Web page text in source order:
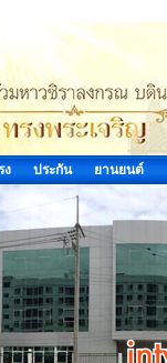
ง ประกัน ยานยนต์